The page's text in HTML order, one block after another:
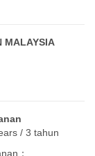
MALAYSIA
/ 3 tahun
：